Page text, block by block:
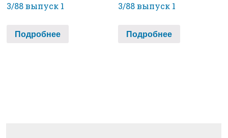
3/88 выпуск 1
Подробнее
3/88 выпуск 1
Подробнее